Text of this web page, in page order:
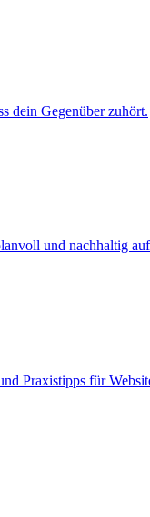
dein Gegenüber zuhört.
und nachhaltig
Praxistipps für